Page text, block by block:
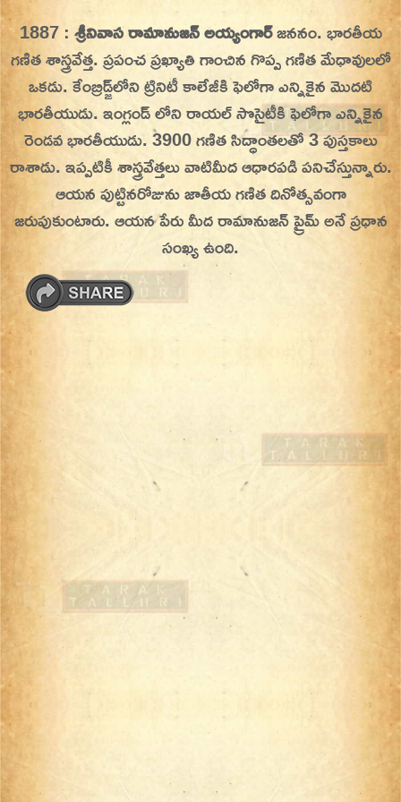
Skip
to
content
On This Day
Today in History | On This Day | This Day in
History | Today in India | What Happened
Today in India | Charitralo eroju | charitra lo
eroju |
1887 :శ్రీనివాస రామానుజన్ అయ్యంగార్జననం. భారతీయ
గణిత శాస్త్రవేత్త. ప్రపంచ ప్రఖ్యాతి గాంచిన గొప్ప గణిత మేధావులలో
ఒకడు. కేంబ్రిడ్జ్‌లోని ట్రినిటీ కాలేజీకి ఫెలోగా ఎన్నికైన మొదటి
భారతీయుడు.ఇంగ్లండ్ లోని రాయల్ సొసైటీకి ఫెలోగా ఎన్నికైన
రెండవ భారతీయుడు. 3900 గణిత సిద్ధాంతలతో 3 పుస్తకాలు
రాశాడు. ఇప్పటికీ శాస్త్రవేత్తలు వాటిమీద ఆధారపడి పనిచేస్తున్నారు.
ఆయన పుట్టినరోజును జాతీయ గణిత దినోత్సవంగా
జరుపుకుంటారు. ఆయన పేరు మీద రామానుజన్ ప్రైమ్ అనే ప్రధాన
సంఖ్య ఉంది.